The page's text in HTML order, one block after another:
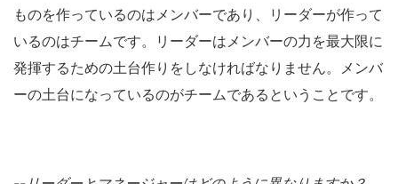
ものを作っているのはメンバーであり、リーダーが作って
いるのはチームです。リーダーはメンバーの力を最大限に
発揮するための土台作りをしなければなりません。メンバ
ーの土台になっているのがチームであるということです。